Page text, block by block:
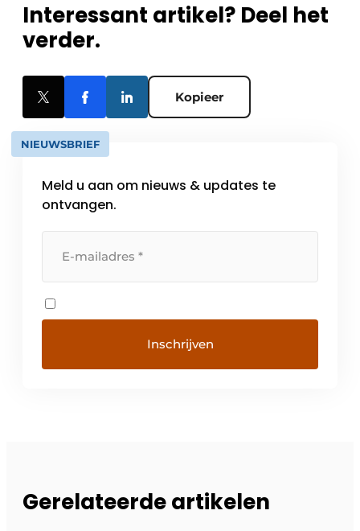
Interessant artikel? Deel het
verder.
Kopieer
NIEUWSBRIEF
Meld u aan om nieuws & updates te
ontvangen.
Gerelateerde artikelen